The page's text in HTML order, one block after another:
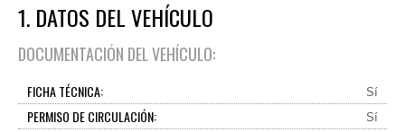
1. DATOS DEL VEHÍCULO
DOCUMENTACIÓN DEL VEHÍCULO:
FICHA TÉCNICA: Sí
PERMISO DE CIRCULACIÓN: Sí